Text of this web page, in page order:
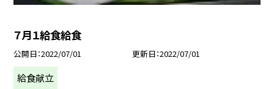
７月１給食給食
公開日 2022/07/01 更新日 2022/07/01
給食献立